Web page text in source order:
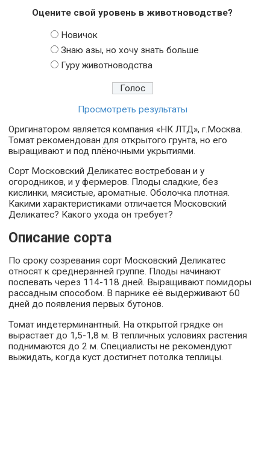
Оцените свой уровень в животноводстве?
Новичок
Знаю азы, но хочу знать больше
Гуру животноводства
Просмотреть результаты
Оригинатором является компания «НК ЛТД», г.Москва.
Томат рекомендован для открытого грунта, но его
выращивают и под плёночными укрытиями.
Сорт Московский Деликатес востребован и у
огородников, и у фермеров. Плоды сладкие, без
кислинки, мясистые, ароматные. Оболочка плотная.
Какими характеристиками отличается Московский
Деликатес? Какого ухода он требует?
Описание сорта
По сроку созревания сорт Московский Деликатес
относят к среднеранней группе. Плоды начинают
поспевать через 114-118 дней. Выращивают помидоры
рассадным способом. В парнике её выдерживают 60
дней до появления первых бутонов.
Томат индетерминантный. На открытой грядке он
вырастает до 1,5-1,8 м. В тепличных условиях растения
поднимаются до 2 м. Специалисты не рекомендуют
выжидать, когда куст достигнет потолка теплицы.